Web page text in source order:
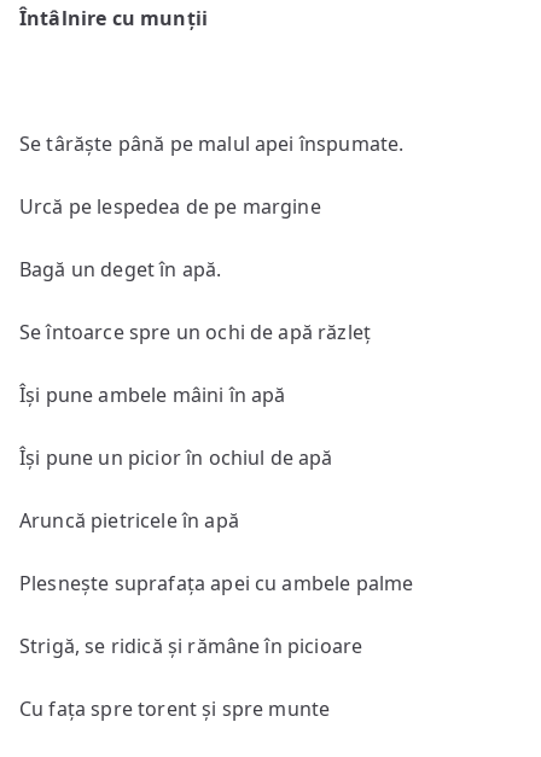
Întâlnire cu munții
Se târăște până pe malul apei înspumate.
Urcă pe lespedea de pe margine
Bagă un deget în apă.
Se întoarce spre un ochi de apă răzleț
Își pune ambele mâini în apă
Își pune un picior în ochiul de apă
Aruncă pietricele în apă
Plesnește suprafața apei cu ambele palme
Strigă, se ridică și rămâne în picioare
Cu fața spre torent și spre munte